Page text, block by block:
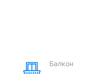
Балкон